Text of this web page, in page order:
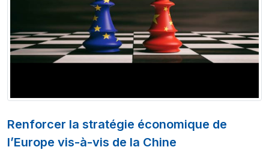
Renforcer la stratégie économique de
l’Europe vis-à-vis de la Chine